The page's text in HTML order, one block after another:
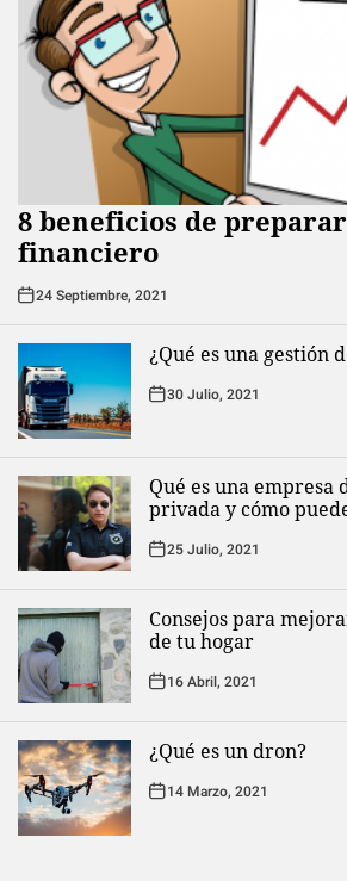
8 beneficios de
financiero
24 Septiembre, 2021
¿Qué es una gestión
30 Julio, 2021
Qué es una empresa
privada y cómo
25 Julio, 2021
Consejos para
de tu hogar
16 Abril, 2021
¿Qué es un dron?
14 Marzo, 2021